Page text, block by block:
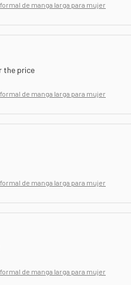
de manga larga para mujer
the price
de manga larga para mujer
de manga larga para mujer
de manga larga para mujer